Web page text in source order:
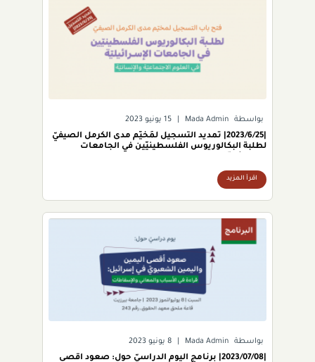
بواسطة Mada Admin 15 يونيو 2023
|2023/6/25| تمديد التسجيل لمُخيّم مدى الكرمل الصيفيّ
لطلبة البكالوريوس الفلسطينيّين في الجامعات
اقرأ المزيد
بواسطة Mada Admin 8 يونيو 2023
|2023/07/08| برنامج اليوم الدراسيّ حول: صعود أقصى